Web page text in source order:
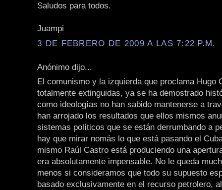
Saludos para todos.
Juampi
3 DE FEBRERO DE 2009 A LAS 7:22 P.M.
Anónimo dijo...
El comunismo y la izquierda que proclama Hugo
totalmente extinguidas, ya se ha demostrado
como ideologías no han sabido mantenerse a
han arrojado los resultados que ellos mismos
sistemas políticos que se están derrumbando a
hay que mirar nomás lo que está pasando el
mismo Raúl Castro está produciendo una
era absolutamente impensable. No le queda
menos si consideramos que todo su supuesto
basado exclusivamente en el recurso petrolero,